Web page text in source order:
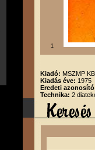
1
Kiadó: MSZMP
Kiadás éve: 1975
Eredeti
Technika: 2